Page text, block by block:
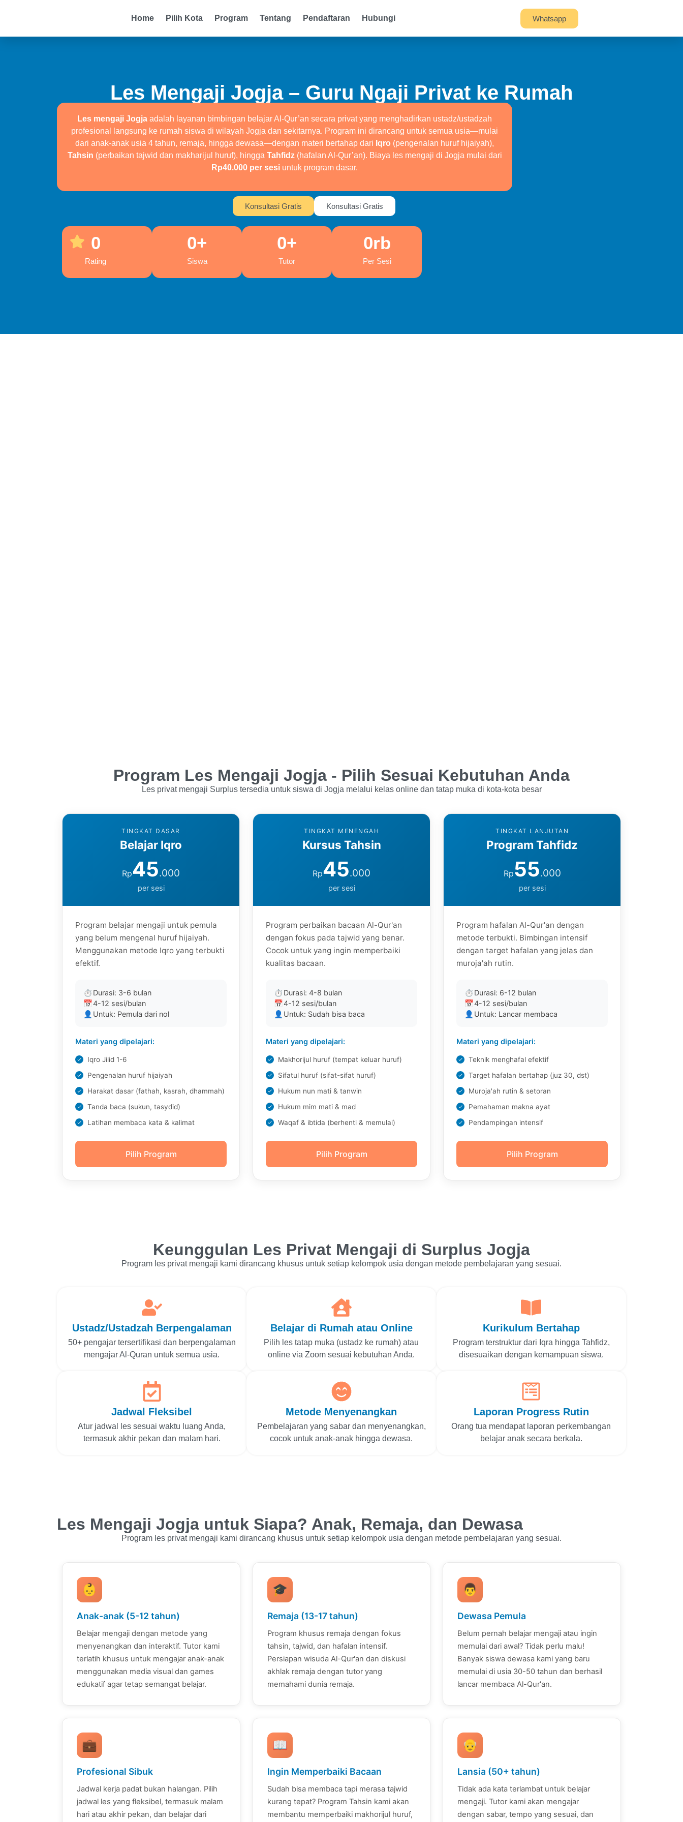
Home Pilih Kota Program Tentang Pendaftaran Hubungi Whatsapp
Les Mengaji Jogja – Guru Ngaji Privat ke Rumah
Les mengaji Jogja adalah layanan bimbingan belajar Al-Qur’an secara privat yang menghadirkan ustadz/ustadzah
profesional langsung ke rumah siswa di wilayah Jogja dan sekitarnya. Program ini dirancang untuk semua usia—mulai
dari anak-anak usia 4 tahun, remaja, hingga dewasa—dengan materi bertahap dari Iqro (pengenalan huruf hijaiyah),
Tahsin (perbaikan tajwid dan makharijul huruf), hingga Tahfidz(hafalan Al-Qur’an). Biaya les mengaji di Jogja mulai dari
Rp40.000 per sesi untuk program dasar.
Konsultasi Gratis Konsultasi Gratis
Rating
0
Siswa
0+
Tutor
0+
Per Sesi
0rb
Program Les Mengaji Jogja - Pilih Sesuai Kebutuhan Anda
Les privat mengaji Surplus tersedia untuk siswa di Jogja melalui kelas online dan tatap muka di kota-kota besar
TINGKAT DASAR
Belajar Iqro
Rp45.000
per sesi
Program belajar mengaji untuk pemula
yang belum mengenal huruf hijaiyah.
Menggunakan metode Iqro yang terbukti
efektif.
⏱ Durasi: 3-6 bulan
📅4-12 sesi/bulan
👤 Untuk: Pemula dari nol
Materi yang dipelajari:
Iqro Jilid 1-6
Pengenalan huruf hijaiyah
Harakat dasar (fathah, kasrah, dhammah)
Tanda baca (sukun, tasydid)
Latihan membaca kata & kalimat
Pilih Program
TINGKAT MENENGAH
Kursus Tahsin
Rp45.000
per sesi
Program perbaikan bacaan Al-Qur'an
dengan fokus pada tajwid yang benar.
Cocok untuk yang ingin memperbaiki
kualitas bacaan.
⏱ Durasi: 4-8 bulan
📅4-12 sesi/bulan
👤 Untuk: Sudah bisa baca
Materi yang dipelajari:
Makhorijul huruf (tempat keluar huruf)
Sifatul huruf (sifat-sifat huruf)
Hukum nun mati & tanwin
Hukum mim mati & mad
Waqaf & ibtida (berhenti & memulai)
Pilih Program
TINGKAT LANJUTAN
Program Tahfidz
Rp55.000
per sesi
Program hafalan Al-Qur'an dengan
metode terbukti. Bimbingan intensif
dengan target hafalan yang jelas dan
muroja'ah rutin.
⏱ Durasi: 6-12 bulan
📅4-12 sesi/bulan
👤 Untuk: Lancar membaca
Materi yang dipelajari:
Teknik menghafal efektif
Target hafalan bertahap (juz 30, dst)
Muroja'ah rutin & setoran
Pemahaman makna ayat
Pendampingan intensif
Pilih Program
Keunggulan Les Privat Mengaji di Surplus Jogja
Program les privat mengaji kami dirancang khusus untuk setiap kelompok usia dengan metode pembelajaran yang sesuai.
Ustadz/Ustadzah Berpengalaman
50+ pengajar tersertifikasi dan berpengalaman
mengajar Al-Quran untuk semua usia.
Belajar di Rumah atau Online
Pilih les tatap muka (ustadz ke rumah) atau
online via Zoom sesuai kebutuhan Anda.
Kurikulum Bertahap
Program terstruktur dari Iqra hingga Tahfidz,
disesuaikan dengan kemampuan siswa.
Jadwal Fleksibel
Atur jadwal les sesuai waktu luang Anda,
termasuk akhir pekan dan malam hari.
Metode Menyenangkan
Pembelajaran yang sabar dan menyenangkan,
cocok untuk anak-anak hingga dewasa.
Laporan Progress Rutin
Orang tua mendapat laporan perkembangan
belajar anak secara berkala.
Les Mengaji Jogja untuk Siapa? Anak, Remaja, dan Dewasa
Program les privat mengaji kami dirancang khusus untuk setiap kelompok usia dengan metode pembelajaran yang sesuai.
👶
Anak-anak (5-12 tahun)
Belajar mengaji dengan metode yang
menyenangkan dan interaktif. Tutor kami
terlatih khusus untuk mengajar anak-anak
menggunakan media visual dan games
edukatif agar tetap semangat belajar.
🎓
Remaja (13-17 tahun)
Program khusus remaja dengan fokus
tahsin, tajwid, dan hafalan intensif.
Persiapan wisuda Al-Qur'an dan diskusi
akhlak remaja dengan tutor yang
memahami dunia remaja.
👨
Dewasa Pemula
Belum pernah belajar mengaji atau ingin
memulai dari awal? Tidak perlu malu!
Banyak siswa dewasa kami yang baru
memulai di usia 30-50 tahun dan berhasil
lancar membaca Al-Qur'an.
💼
Profesional Sibuk
Jadwal kerja padat bukan halangan. Pilih
jadwal les yang fleksibel, termasuk malam
hari atau akhir pekan, dan belajar dari
📖
Ingin Memperbaiki Bacaan
Sudah bisa membaca tapi merasa tajwid
kurang tepat? Program Tahsin kami akan
membantu memperbaiki makhorijul huruf,
👴
Lansia (50+ tahun)
Tidak ada kata terlambat untuk belajar
mengaji. Tutor kami akan mengajar
dengan sabar, tempo yang sesuai, dan